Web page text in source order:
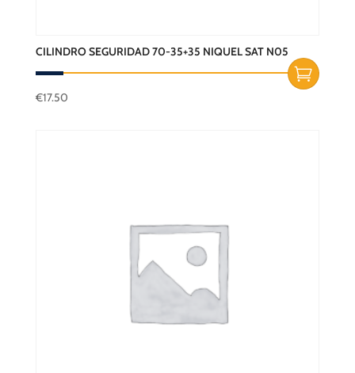
CILINDRO SEGURIDAD 70-35+35 NIQUEL SAT N05
€17.50